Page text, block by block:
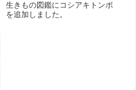
生きもの図鑑にコシアキトンボ
を追加しました。